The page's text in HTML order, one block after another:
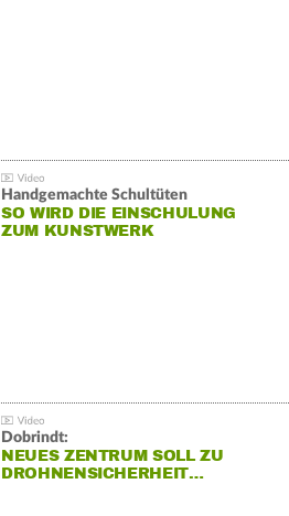
Handgemachte Schultüten
SO WIRD DIE EINSCHULUNG
ZUM KUNSTWERK
Dobrindt:
NEUES ZENTRUM SOLL ZU
DROHNENSICHERHEIT…